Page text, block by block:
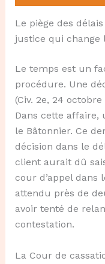
Le piège des
justice qui change
Le temps est un
procédure. Une
(Civ. 2e, 24
Dans cette affaire,
le Bâtonnier. Ce
décision dans le
client aurait dû
cour d’appel dans
attendu près de
avoir tenté de
contestation.
La Cour de